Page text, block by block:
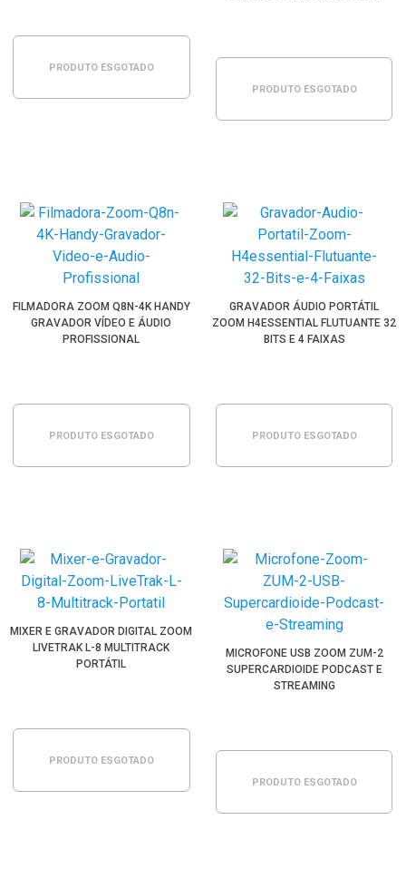
PRODUTO ESGOTADO
PRODUTO ESGOTADO
FILMADORA ZOOM Q8N-4K HANDY
GRAVADOR VÍDEO E ÁUDIO
PROFISSIONAL
PRODUTO ESGOTADO
GRAVADOR ÁUDIO PORTÁTIL
ZOOM H4ESSENTIAL FLUTUANTE 32
BITS E 4 FAIXAS
PRODUTO ESGOTADO
MIXER E GRAVADOR DIGITAL ZOOM
LIVETRAK L-8 MULTITRACK
PORTÁTIL
PRODUTO ESGOTADO
MICROFONE USB ZOOM ZUM-2
SUPERCARDIOIDE PODCAST E
STREAMING
PRODUTO ESGOTADO